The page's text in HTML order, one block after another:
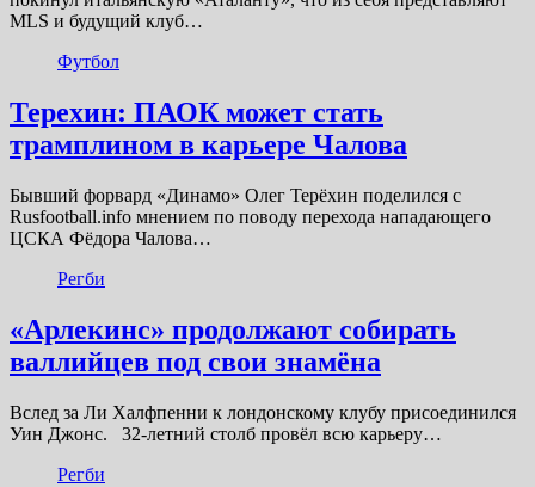
MLS и будущий клуб…
Футбол
Терехин: ПАОК может стать
трамплином в карьере Чалова
Бывший форвард «Динамо» Олег Терёхин поделился с
Rusfootball.info мнением по поводу перехода нападающего
ЦСКА Фёдора Чалова…
Регби
«Арлекинс» продолжают собирать
валлийцев под свои знамёна
Вслед за Ли Халфпенни к лондонскому клубу присоединился
Уин Джонс. 32-летний столб провёл всю карьеру…
Регби